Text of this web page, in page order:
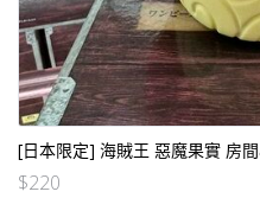
[日本限定] 海賊王 惡魔果實 房
$220